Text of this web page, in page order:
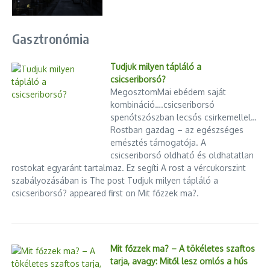
Gasztronómia
Tudjuk milyen tápláló a
csicseriborsó?
MegosztomMai ebédem saját
kombináció….csicseriborsó
spenótszószban lecsós csirkemellel…
Rostban gazdag – az egészséges
emésztés támogatója. A
csicseriborsó oldható és oldhatatlan
rostokat egyaránt tartalmaz. Ez segíti A rost a vércukorszint
szabályozásában is The post Tudjuk milyen tápláló a
csicseriborsó? appeared first on Mit főzzek ma?.
Mit főzzek ma? – A tökéletes szaftos
tarja, avagy: Mitől lesz omlós a hús